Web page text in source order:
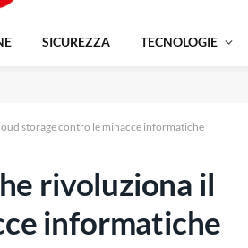
SICUREZZA TECNOLOGIE
storage contro le minacce informatiche
rivoluziona il
informatiche